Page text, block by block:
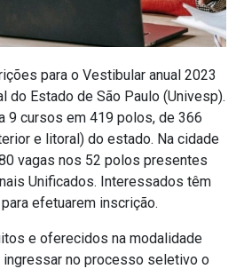
para o Vestibular anual 2023
do Estado de São Paulo (Univesp).
9 cursos em 419 polos, de 366
e litoral) do estado. Na cidade
vagas nos 52 polos presentes
Unificados. Interessados têm
efetuarem inscrição.
e oferecidos na modalidade
ingressar no processo seletivo o